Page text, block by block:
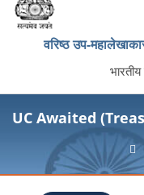
वरिष्ठ उप-
UC Awaited